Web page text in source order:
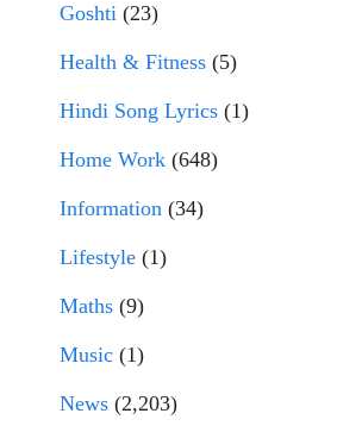
Goshti (23)
Health & Fitness (5)
Hindi Song Lyrics (1)
Home Work (648)
Information (34)
Lifestyle (1)
Maths (9)
Music (1)
News (2,203)